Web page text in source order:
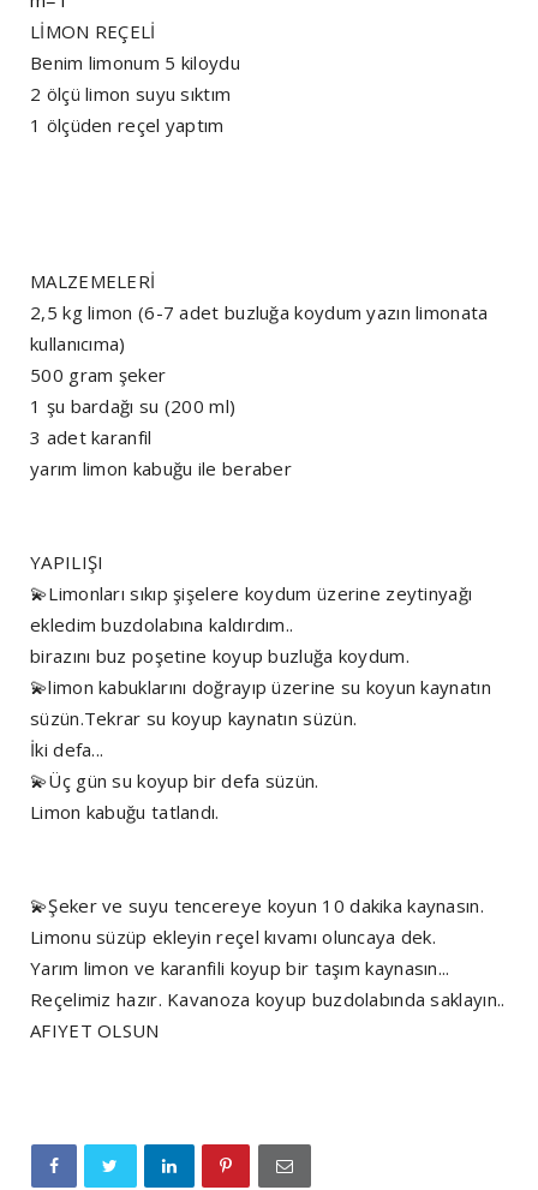
LİMON REÇELİ
Benim limonum 5 kiloydu
2 ölçü limon suyu sıktım
1 ölçüden reçel yaptım
MALZEMELERİ
2,5 kg limon (6-7 adet buzluğa koydum yazın limonata
kullanıcıma)
500 gram şeker
1 şu bardağı su (200 ml)
3 adet karanfil
yarım limon kabuğu ile beraber
YAPILIŞI
💫Limonları sıkıp şişelere koydum üzerine zeytinyağı
ekledim buzdolabına kaldırdım..
birazını buz poşetine koyup buzluğa koydum.
💫limon kabuklarını doğrayıp üzerine su koyun kaynatın
süzün.Tekrar su koyup kaynatın süzün.
İki defa...
💫Üç gün su koyup bir defa süzün.
Limon kabuğu tatlandı.
💫Şeker ve suyu tencereye koyun 10 dakika kaynasın.
Limonu süzüp ekleyin reçel kıvamı oluncaya dek.
Yarım limon ve karanfili koyup bir taşım kaynasın...
Reçelimiz hazır. Kavanoza koyup buzdolabında saklayın..
AFIYET OLSUN